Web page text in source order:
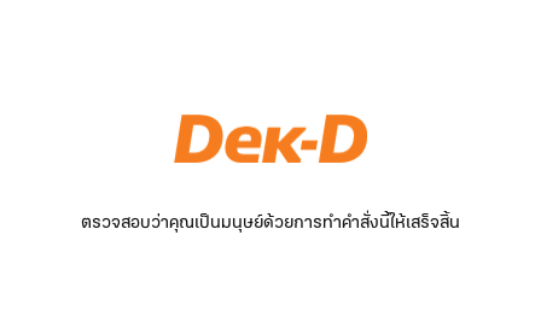
ตรวจสอบว่าคุณเป็นมนุษย์ด้วยการทำคำสั่งนี้ให้เสร็จสิ้น